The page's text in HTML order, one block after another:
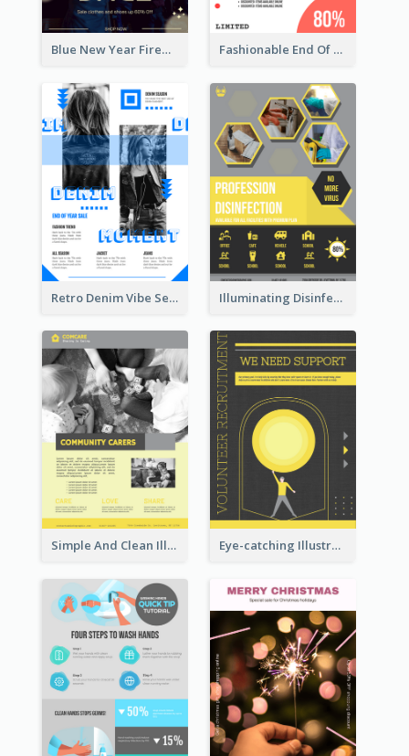
Blue New Year Firework Photo Sale Poster Fashionable End Of Sale Poster Design Template
Retro Denim Vibe Seasonal Sale Poster Design Illuminating Disinfection Promotional Poster Design
Simple And Clean Illuminating Community Poster Design Eye-catching Illustration Illuminating Design Template